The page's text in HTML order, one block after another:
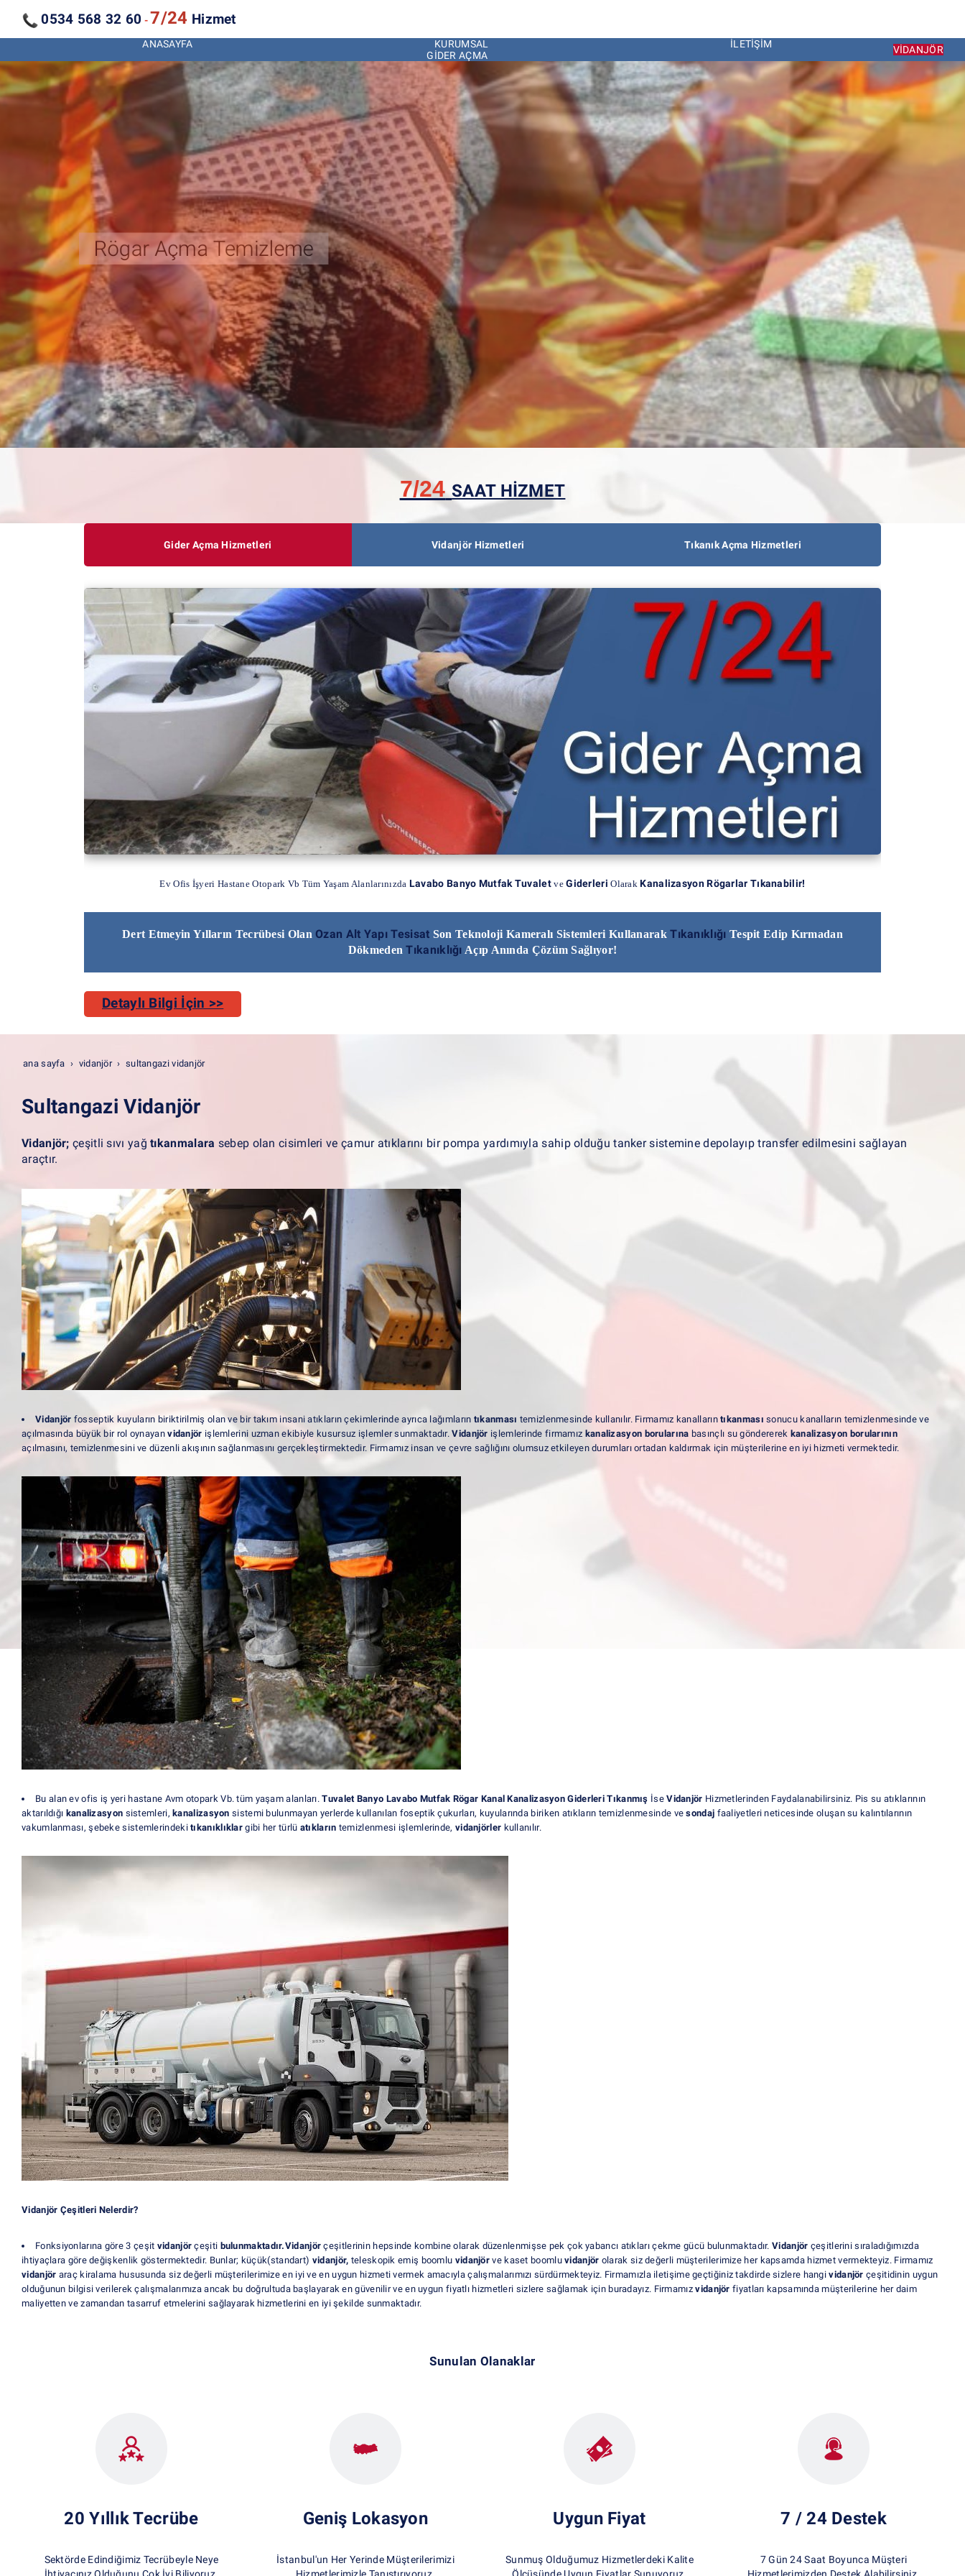
0534 568 32 60 - 7/24 Hizmet
ANASAYFA KURUMSAL
İLETIŞIM
GIDER AÇMA
VIDANJÖR
Kanal Açma Temizleme
7/24 SAAT HİZMET
Gider Açma Hizmetleri Vidanjör Hizmetleri Tıkanık Açma Hizmetleri
Ev Ofis İşyeri Hastane Otopark Vb Tüm Yaşam Alanlarınızda Lavabo Banyo Mutfak Tuvalet veGiderleri OlarakKanalizasyon Rögarlar Tıkanabilir!
Dert Etmeyin Yılların Tecrübesi OlanOzan Alt Yapı Tesisat Son Teknoloji Kameralı Sistemleri KullanarakTıkanıklığı Tespit Edip Kırmadan
DökmedenTıkanıklığı Açıp Anında Çözüm Sağlıyor!
Detaylı Bilgi İçin >>
ana sayfa vidanjör sultangazi vidanjör
Sultangazi Vidanjör
Vidanjör; çeşitli sıvı yağtıkanmalara sebep olan cisimleri ve çamur atıklarını bir pompa yardımıyla sahip olduğu tanker sistemine depolayıp transfer edilmesini sağlayan
araçtır.
Vidanjör fosseptik kuyuların biriktirilmiş olan ve bir takım insani atıkların çekimlerinde ayrıca lağımların tıkanması temizlenmesinde kullanılır. Firmamız kanallarıntıkanması sonucu kanalların temizlenmesinde ve
açılmasında büyük bir rol oynayanvidanjör işlemlerini uzman ekibiyle kusursuz işlemler sunmaktadır.Vidanjör işlemlerinde firmamız kanalizasyon borularına basınçlı su göndererek kanalizasyon borularının
açılmasını, temizlenmesini ve düzenli akışının sağlanmasını gerçekleştirmektedir. Firmamız insan ve çevre sağlığını olumsuz etkileyen durumları ortadan kaldırmak için müşterilerine en iyi hizmeti vermektedir.
Bu alan ev ofis iş yeri hastane Avm otopark Vb. tüm yaşam alanları.Tuvalet Banyo Lavabo Mutfak Rögar Kanal Kanalizasyon Giderleri Tıkanmış İseVidanjör Hizmetlerinden Faydalanabilirsiniz. Pis su atıklarının
aktarıldığı kanalizasyon sistemleri,kanalizasyon sistemi bulunmayan yerlerde kullanılan foseptik çukurları, kuyularında biriken atıkların temizlenmesinde vesondaj faaliyetleri neticesinde oluşan su kalıntılarının
vakumlanması, şebeke sistemlerindekitıkanıklıklar gibi her türlü atıkların temizlenmesi işlemlerinde, vidanjörler kullanılır.
Vidanjör Çeşitleri Nelerdir?
Fonksiyonlarına göre 3 çeşit vidanjör çeşiti bulunmaktadır.Vidanjör çeşitlerinin hepsinde kombine olarak düzenlenmişse pek çok yabancı atıkları çekme gücü bulunmaktadır.Vidanjör çeşitlerini sıraladığımızda
ihtiyaçlara göre değişkenlik göstermektedir. Bunlar; küçük(standart) vidanjör, teleskopik emiş boomlu vidanjör ve kaset boomluvidanjör olarak siz değerli müşterilerimize her kapsamda hizmet vermekteyiz. Firmamız
vidanjör araç kiralama hususunda siz değerli müşterilerimize en iyi ve en uygun hizmeti vermek amacıyla çalışmalarımızı sürdürmekteyiz. Firmamızla iletişime geçtiğiniz takdirde sizlere hangividanjör çeşitidinin uygun
olduğunun bilgisi verilerek çalışmalarımıza ancak bu doğrultuda başlayarak en güvenilir ve en uygun fiyatlı hizmetleri sizlere sağlamak için buradayız. Firmamızvidanjör fiyatları kapsamında müşterilerine her daim
maliyetten ve zamandan tasarruf etmelerini sağlayarak hizmetlerini en iyi şekilde sunmaktadır.
Sunulan Olanaklar
20 Yıllık Tecrübe
Sektörde Edindiğimiz Tecrübeyle Neye
İhtiyacınız Olduğunu Çok İyi Biliyoruz.
Geniş Lokasyon
İstanbul'un Her Yerinde Müşterilerimizi
Hizmetlerimizle Tanıştırıyoruz.
Uygun Fiyat
Sunmuş Olduğumuz Hizmetlerdeki Kalite
Ölçüsünde Uygun Fiyatlar Sunuyoruz.
7 / 24 Destek
7 Gün 24 Saat Boyunca Müşteri
Hizmetlerimizden Destek Alabilirsiniz.